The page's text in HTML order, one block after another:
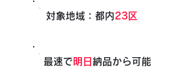
​対象地域：都内23区
​最速で明日 納品から可能